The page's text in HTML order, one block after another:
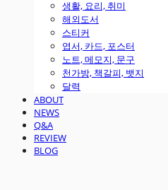
생활, 요리, 취미
해외도서
스티커
엽서, 카드, 포스터
노트, 메모지, 문구
천가방, 책갈피, 뱃지
달력
ABOUT
NEWS
Q&A
REVIEW
BLOG